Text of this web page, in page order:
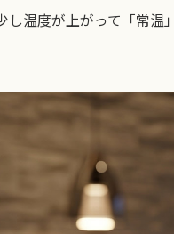
し温度が上がって「常